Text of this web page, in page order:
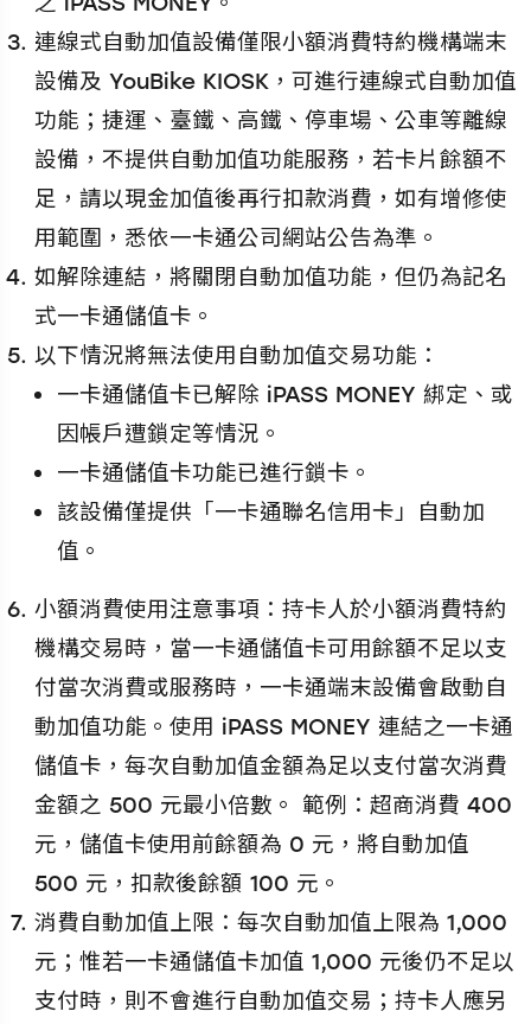
連線式自動加值設備僅限小額消費特約機構端末
設備及 YouBike KIOSK，可進行連線式自動加值
功能；捷運、臺鐵、高鐵、停車場、公車等離線
設備，不提供自動加值功能服務，若卡片餘額不
足，請以現金加值後再行扣款消費，如有增修使
用範圍，悉依一卡通公司網站公告為準。
如解除連結，將關閉自動加值功能，但仍為記名
式一卡通儲值卡。
以下情況將無法使用自動加值交易功能：
一卡通儲值卡已解除 iPASS MONEY 綁定、或
因帳戶遭鎖定等情況。
一卡通儲值卡功能已進行鎖卡。
該設備僅提供「一卡通聯名信用卡」自動加
值。
小額消費使用注意事項：持卡人於小額消費特約
機構交易時，當一卡通儲值卡可用餘額不足以支
付當次消費或服務時，一卡通端末設備會啟動自
動加值功能。使用 iPASS MONEY 連結之一卡通
儲值卡，每次自動加值金額為足以支付當次消費
金額之 500 元最小倍數。 範例：超商消費 400
元，儲值卡使用前餘額為 0 元，將自動加值
500 元，扣款後餘額 100 元。
消費自動加值上限：每次自動加值上限為 1,000
元；惟若一卡通儲值卡加值 1,000 元後仍不足以
支付時，則不會進行自動加值交易；持卡人應另